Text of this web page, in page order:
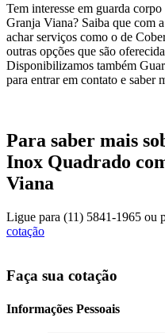
Tem interesse em guarda
Granja Viana? Saiba que com
achar serviços como o de
outras opções que são
Disponibilizamos também
para entrar em contato e saber
Para saber mais
Inox Quadrado
Viana
Ligue para (11) 5841-1965 ou
cotação
Faça sua cotação
Informações Pessoais